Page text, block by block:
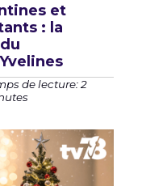
et
: la
de lecture: 2